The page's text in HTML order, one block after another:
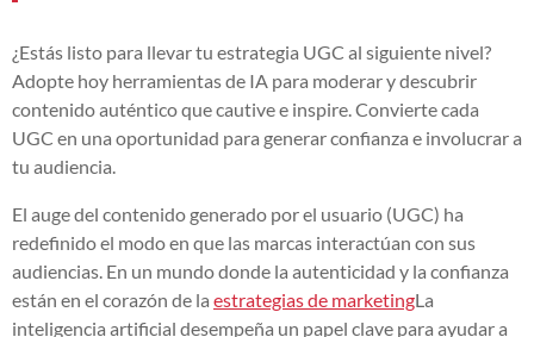
¿Estás listo para llevar tu estrategia UGC al siguiente nivel?
Adopte hoy herramientas de IA para moderar y descubrir
contenido auténtico que cautive e inspire. Convierte cada
UGC en una oportunidad para generar confianza e involucrar a
tu audiencia.
El auge del contenido generado por el usuario (UGC) ha
redefinido el modo en que las marcas interactúan con sus
audiencias. En un mundo donde la autenticidad y la confianza
están en el corazón de la estrategias de marketingLa
inteligencia artificial desempeña un papel clave para ayudar a